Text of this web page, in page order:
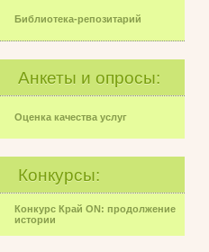
Библиотека-репозитарий
Анкеты и опросы:
Оценка качества услуг
Конкурсы:
Конкурс Край ON: продолжение
истории